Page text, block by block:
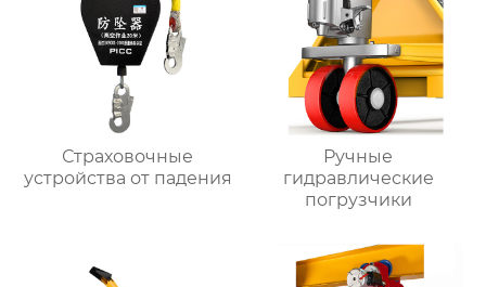
Страховочные
устройства от падения
Ручные
гидравлические
погрузчики